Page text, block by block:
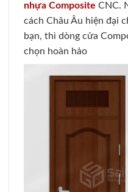
nhựa Composite CNC.
cách Châu Âu hiện đại
bạn, thì dòng cửa
chọn hoàn hảo